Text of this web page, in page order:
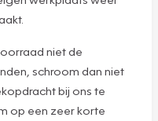
niet de
schroom dan niet
bij ons te
op een zeer korte